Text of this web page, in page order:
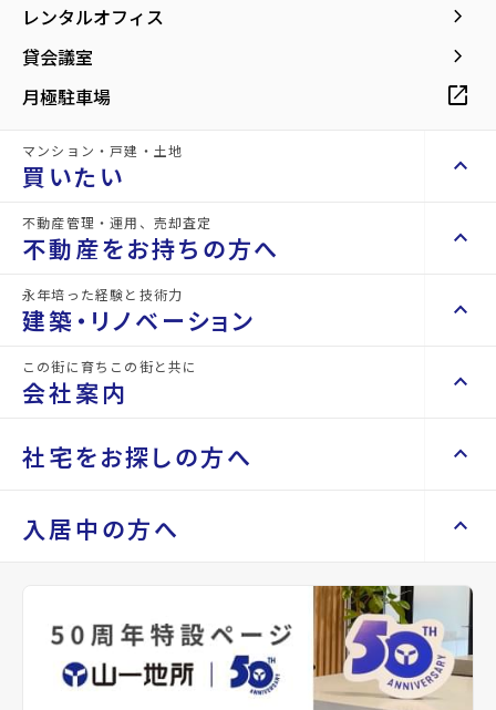
レンタルオフィス keyboard_arrow_right
貸会議室 keyboard_arrow_right
月極駐車場 open_in_new
マンション・戸建・土地
買いたい keyboard_arrow_up
不動産を買いたい方へ keyboard_arrow_right
space_dashboard
エリアから探す
space_dashboard
土地を探す
エリアから探す
train
路線から探す
事業用・投資用を探す keyboard_arrow_right
不動産管理・運用、売却査定
不動産をお持ちの方へ keyboard_arrow_up
不動産をお持ちの方へ keyboard_arrow_right
山一地所の賃貸管理
不動産を貸すまでの流れ
空き家サポートサービス
不動産を売却したい keyboard_arrow_right
相続相談をしたい keyboard_arrow_right
不動産に投資したい keyboard_arrow_right
永年培った経験と技術力
建築・リノベーション keyboard_arrow_up
建築・リノベーション keyboard_arrow_right
Renotta（リノッタ） keyboard_arrow_right
この街に育ちこの街と共に
会社案内 keyboard_arrow_up
会社案内 keyboard_arrow_right
会社概要・沿革 keyboard_arrow_right
keyboard_arrow_right
パーパス keyboard_arrow_right
CM紹介
社宅をお探しの方へ keyboard_arrow_up
社宅をお探しの方へ keyboard_arrow_right
keyboard_arrow_right
レンタルオフィス keyboard_arrow_right
貸会議室 keyboard_arrow_right
入居中の方へ keyboard_arrow_up
keyboard_arrow_right
退去される方へ keyboard_arrow_right
※準備中 住まいのしおり（PDF）
同じ建物で現在募集中
の物件
Properties For Rent
管理費
0万円
お気に入り
mail